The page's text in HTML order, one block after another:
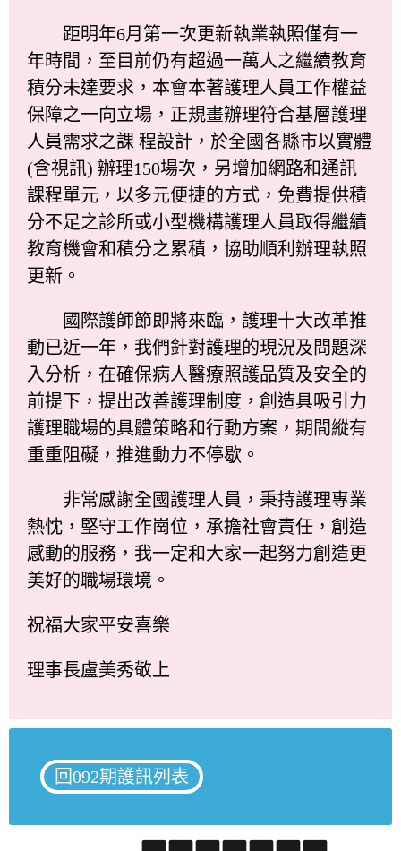
距明年6月第一次更新執業執照僅有一
年時間，至目前仍有超過一萬人之繼續教育
積分未達要求，本會本著護理人員工作權益
保障之一向立場，正規畫辦理符合基層護理
人員需求之課 程設計，於全國各縣市以實體
(含視訊) 辦理150場次，另增加網路和通訊
課程單元，以多元便捷的方式，免費提供積
分不足之診所或小型機構護理人員取得繼續
教育機會和積分之累積，協助順利辦理執照
更新。
國際護師節即將來臨，護理十大改革推
動已近一年，我們針對護理的現況及問題深
入分析，在確保病人醫療照護品質及安全的
前提下，提出改善護理制度，創造具吸引力
護理職場的具體策略和行動方案，期間縱有
重重阻礙，推進動力不停歇。
非常感謝全國護理人員，秉持護理專業
熱忱，堅守工作崗位，承擔社會責任，創造
感動的服務，我一定和大家一起努力創造更
美好的職場環境。
祝福大家平安喜樂
理事長盧美秀敬上
回092期護訊列表